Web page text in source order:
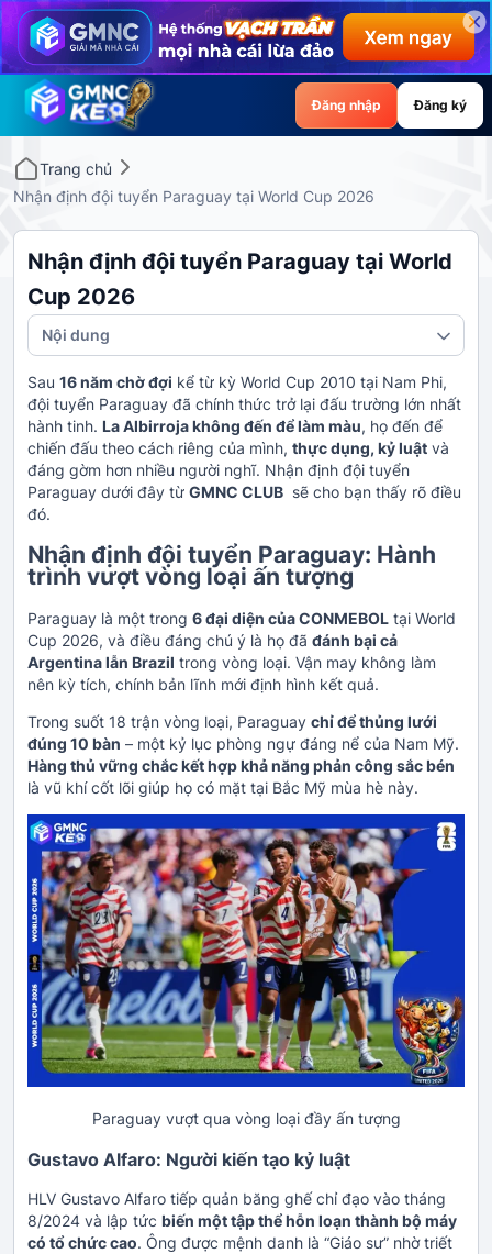
Đăng nhập Đăng ký
Trang chủ
Nhận định đội tuyển Paraguay tại World Cup 2026
Nhận định đội tuyển Paraguay tại World
Cup 2026
Nội dung
Sau 16 năm chờ đợi kể từ kỳ World Cup 2010 tại Nam Phi,
đội tuyển Paraguay đã chính thức trở lại đấu trường lớn nhất
hành tinh. La Albirroja không đến để làm màu, họ đến để
chiến đấu theo cách riêng của mình, thực dụng, kỷ luật và
đáng gờm hơn nhiều người nghĩ. Nhận định đội tuyển
Paraguay dưới đây từ GMNC CLUB sẽ cho bạn thấy rõ điều
đó.
Nhận định đội tuyển Paraguay: Hành
trình vượt vòng loại ấn tượng
Paraguay là một trong 6 đại diện của CONMEBOL tại World
Cup 2026, và điều đáng chú ý là họ đã đánh bại cả
Argentina lẫn Brazil trong vòng loại. Vận may không làm
nên kỳ tích, chính bản lĩnh mới định hình kết quả.
Trong suốt 18 trận vòng loại, Paraguay chỉ để thủng lưới
đúng 10 bàn – một kỷ lục phòng ngự đáng nể của Nam Mỹ.
Hàng thủ vững chắc kết hợp khả năng phản công sắc bén
là vũ khí cốt lõi giúp họ có mặt tại Bắc Mỹ mùa hè này.
Paraguay vượt qua vòng loại đầy ấn tượng
Gustavo Alfaro: Người kiến tạo kỷ luật
HLV Gustavo Alfaro tiếp quản băng ghế chỉ đạo vào tháng
8/2024 và lập tức biến một tập thể hỗn loạn thành bộ máy
có tổ chức cao. Ông được mệnh danh là “Giáo sư” nhờ triết